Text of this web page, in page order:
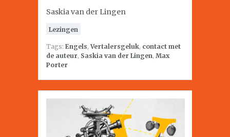
Saskia van der Lingen
Lezingen
Tags: Engels,Vertalersgeluk, contact met
de auteur, Saskia van der Lingen, Max
Porter